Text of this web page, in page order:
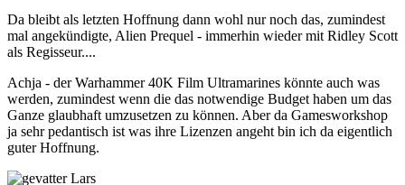
Da bleibt als letzten Hoffnung dann wohl nur noch das, zumindest
mal angekündigte, Alien Prequel - immerhin wieder mit Ridley Scott
als Regisseur....
Achja - der Warhammer 40K Film Ultramarines könnte auch was
werden, zumindest wenn die das notwendige Budget haben um das
Ganze glaubhaft umzusetzen zu können. Aber da Gamesworkshop
ja sehr pedantisch ist was ihre Lizenzen angeht bin ich da eigentlich
guter Hoffnung.